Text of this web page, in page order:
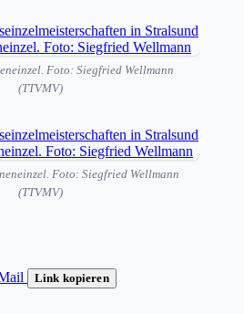
Foto: Siegfried Wellmann
(TTVMV)
Foto: Siegfried Wellmann
(TTVMV)
Link kopieren